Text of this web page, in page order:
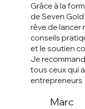
Grâce à la
de Seven
rêve de lancer
conseils
et le soutien
Je
tous ceux qui
entrepreneurs
Marc